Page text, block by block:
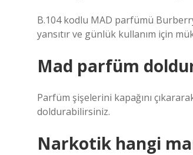
B.104 kodlu MAD parfümü
yansıtır ve günlük kullanım için
Mad parfüm
Parfüm şişelerini kapağını
doldurabilirsiniz.
Narkotik hangi